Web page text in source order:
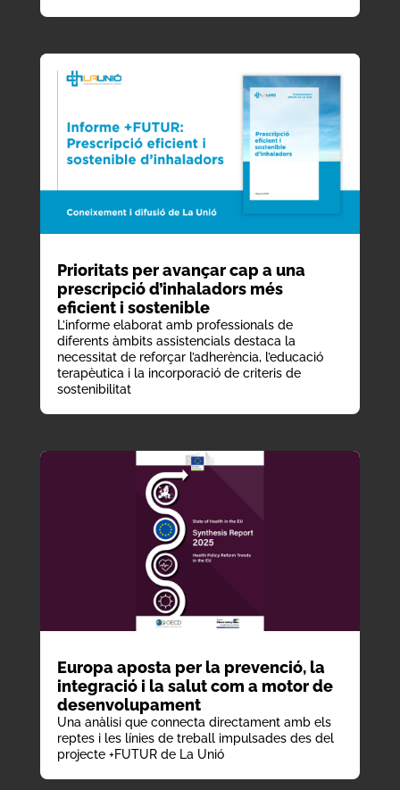
Prioritats per avançar cap a una
prescripció d’inhaladors més
eficient i sostenible
L’informe elaborat amb professionals de
diferents àmbits assistencials destaca la
necessitat de reforçar l’adherència, l’educació
terapèutica i la incorporació de criteris de
sostenibilitat
Europa aposta per la prevenció, la
integració i la salut com a motor de
desenvolupament
Una anàlisi que connecta directament amb els
reptes i les línies de treball impulsades des del
projecte +FUTUR de La Unió